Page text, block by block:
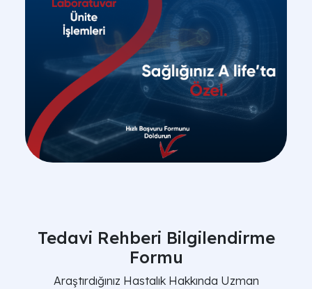
Tedavi Rehberi Bilgilendirme
Formu
Araştırdığınız Hastalık Hakkında Uzman